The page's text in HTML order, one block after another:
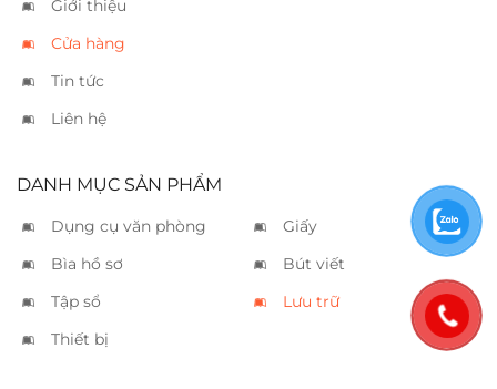
Giới thiệu
Cửa hàng
Tin tức
Liên hệ
DANH MỤC SẢN PHẨM
Dụng cụ văn phòng
Giấy
Bìa hồ sơ
Bút viết
Tập sổ
Lưu trữ
Thiết bị